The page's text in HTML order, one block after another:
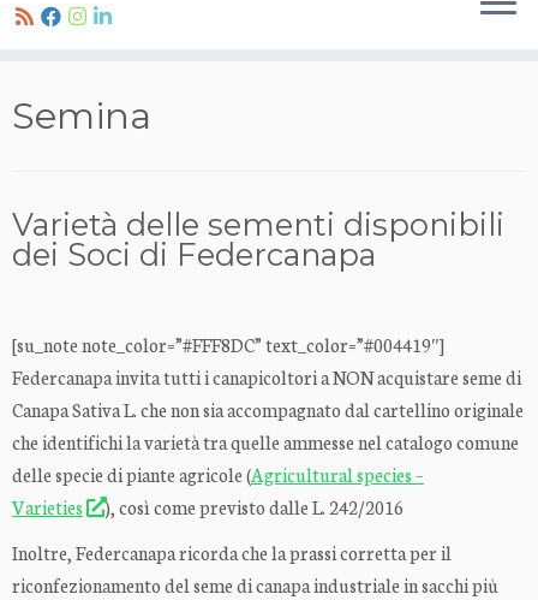
Semina
Varietà delle sementi disponibili
dei Soci di Federcanapa
[su_note note_color=”#FFF8DC” text_color=”#004419″]
Federcanapa invita tutti i canapicoltori a NON acquistare seme di
Canapa Sativa L. che non sia accompagnato dal cartellino originale
che identifichi la varietà tra quelle ammesse nel catalogo comune
delle specie di piante agricole (Agricultural species –
Varieties
), così come previsto dalle L. 242/2016
Inoltre, Federcanapa ricorda che la prassi corretta per il
riconfezionamento del seme di canapa industriale in sacchi più